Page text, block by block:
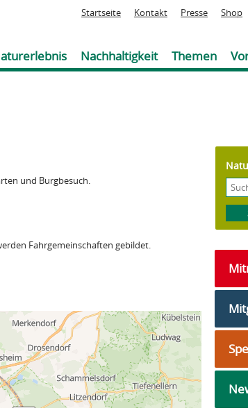
Jump to navigation
Startseite Kontakt Presse Shop
Nachhaltigkeit Themen
und Burgbesuch.
Fahrgemeinschaften gebildet.